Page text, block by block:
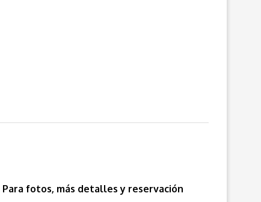
Para fotos, más detalles y reservación